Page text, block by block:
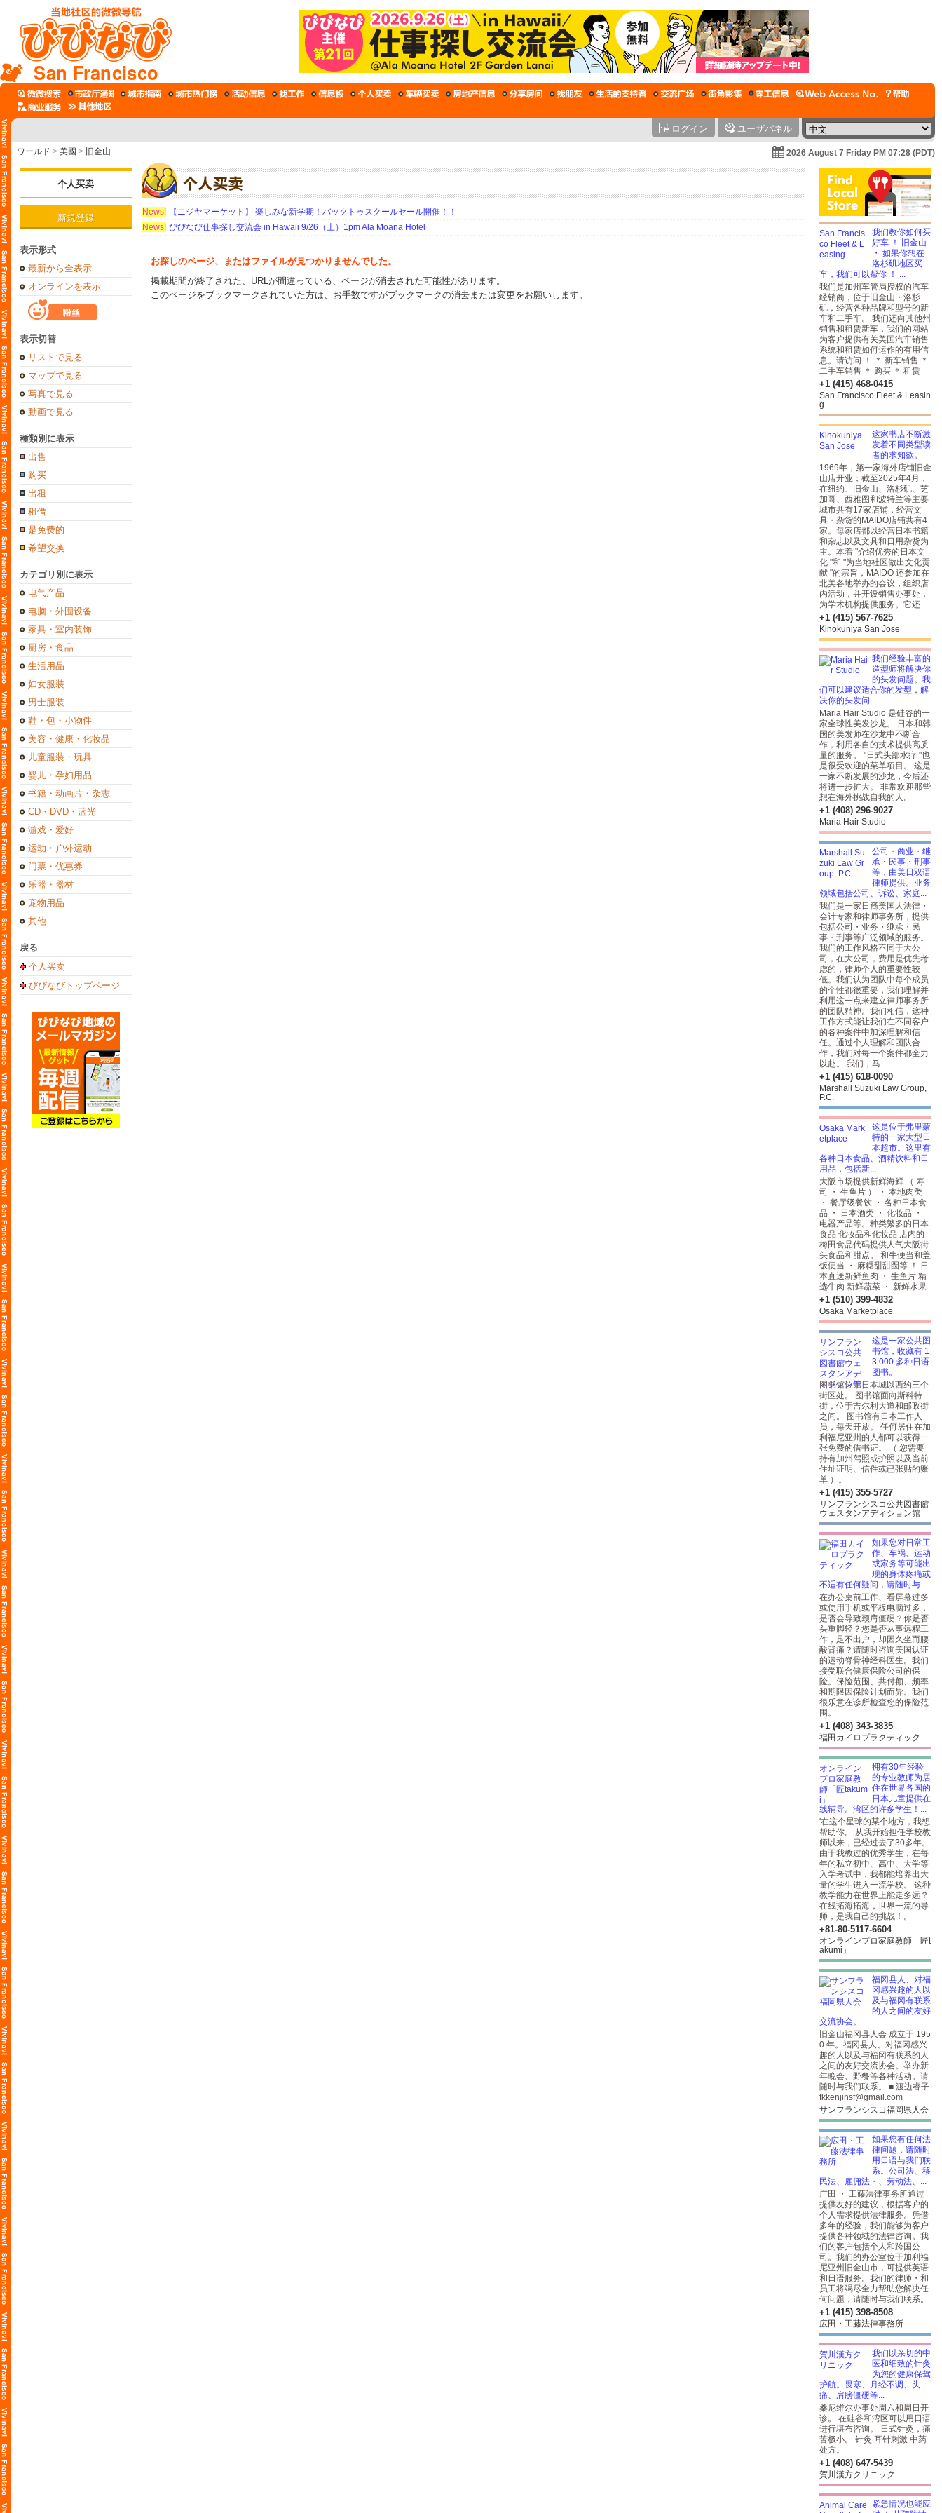
San Francisco
ログイン ユーザパネル
ワールド > 美國 > 旧金山 2026 August 7 Friday PM 07:28 (PDT)
个人买卖
新規登録
表示形式
最新から全表示
オンラインを表示
表示切替
リストで見る
マップで見る
写真で見る
動画で見る
種類別に表示
出售
购买
出租
租借
是免费的
希望交换
カテゴリ別に表示
电气产品
电脑・外围设备
家具・室内装饰
厨房・食品
生活用品
妇女服装
男士服装
鞋・包・小物件
美容・健康・化妆品
儿童服装・玩具
婴儿・孕妇用品
书籍・动画片・杂志
CD・DVD・蓝光
游戏・爱好
运动・户外运动
门票・优惠券
乐器・器材
宠物用品
其他
戻る
个人买卖
びびなびトップページ
News!
【ニジヤマーケット】 楽しみな新学期！バックトゥスクールセール開催！！
News! びびなび仕事探し交流会 in Hawaii 9/26（土）1pm Ala Moana Hotel
お探しのページ、またはファイルが見つかりませんでした。
掲載期間が終了された、URLが間違っている、ページが消去された可能性があります。
このページをブックマークされていた方は、お手数ですがブックマークの消去または変更をお願いします。
我们教你如何买
好车 ！ 旧金山
・ 如果你想在
洛杉矶地区买
车，我们可以帮你 ！ ...
我们是加州车管局授权的汽车
经销商，位于旧金山・洛杉
矶，经营各种品牌和型号的新
车和二手车。 我们还向其他州
销售和租赁新车，我们的网站
为客户提供有关美国汽车销售
系统和租赁如何运作的有用信
息。请访问 ！ ＊ 新车销售 ＊
二手车销售 ＊ 购买 ＊ 租赁
+1 (415) 468-0415
San Francisco Fleet & Leasin
g
这家书店不断激
发着不同类型读
者的求知欲。
1969年，第一家海外店铺旧金
山店开业；截至2025年4月，
在纽约、旧金山、洛杉矶、芝
加哥、西雅图和波特兰等主要
城市共有17家店铺，经营文
具・杂货的MAIDO店铺共有4
家。每家店都以经营日本书籍
和杂志以及文具和日用杂货为
主。本着 "介绍优秀的日本文
化 "和 "为当地社区做出文化贡
献 "的宗旨，MAIDO 还参加在
北美各地举办的会议，组织店
内活动，并开设销售办事处，
为学术机构提供服务。它还
+1 (415) 567-7625
Kinokuniya San Jose
我们经验丰富的
造型师将解决你
的头发问题。我
们可以建议适合你的发型，解
决你的头发问...
Maria Hair Studio 是硅谷的一
家全球性美发沙龙。 日本和韩
国的美发师在沙龙中不断合
作，利用各自的技术提供高质
量的服务。 "日式头部水疗 "也
是很受欢迎的菜单项目。 这是
一家不断发展的沙龙，今后还
将进一步扩大。 非常欢迎那些
想在海外挑战自我的人。
+1 (408) 296-9027
Maria Hair Studio
公司・商业・继
承・民事・刑事
等，由美日双语
律师提供。业务
领域包括公司、诉讼、家庭...
我们是一家日裔美国人法律・
会计专家和律师事务所，提供
包括公司・业务・继承・民
事・刑事等广泛领域的服务。
我们的工作风格不同于大公
司，在大公司，费用是优先考
虑的，律师个人的重要性较
低。我们认为团队中每个成员
的个性都很重要，我们理解并
利用这一点来建立律师事务所
的团队精神。我们相信，这种
工作方式能让我们在不同客户
的各种案件中加深理解和信
任。通过个人理解和团队合
作，我们对每一个案件都全力
以赴。 我们，马...
+1 (415) 618-0090
Marshall Suzuki Law Group,
P.C.
这是位于弗里蒙
特的一家大型日
本超市。这里有
各种日本食品、酒精饮料和日
用品，包括新...
大阪市场提供新鲜海鲜 （ 寿
司 ・ 生鱼片 ） ・ 本地肉类
・ 餐厅级餐饮 ・ 各种日本食
品 ・ 日本酒类 ・ 化妆品 ・
电器产品等。种类繁多的日本
食品 化妆品和化妆品 店内的
梅田食品代码提供人气大阪街
头食品和甜点。 和牛便当和盖
饭便当 ・ 麻糬甜甜圈等 ！ 日
本直送新鲜鱼肉 ・ 生鱼片 精
选牛肉 新鲜蔬菜 ・ 新鲜水果
+1 (510) 399-4832
Osaka Marketplace
这是一家公共图
书馆，收藏有 1
3 000 多种日语
图书。
图书馆位于日本城以西约三个
街区处。 图书馆面向斯科特
街，位于吉尔利大道和邮政街
之间。 图书馆有日本工作人
员，每天开放。 任何居住在加
利福尼亚州的人都可以获得一
张免费的借书证。 （ 您需要
持有加州驾照或护照以及当前
住址证明、信件或已张贴的账
单 ）。
+1 (415) 355-5727
サンフランシスコ公共図書館
ウェスタンアディション館
如果您对日常工
作、车祸、运动
或家务等可能出
现的身体疼痛或
不适有任何疑问，请随时与...
在办公桌前工作、看屏幕过多
或使用手机或平板电脑过多，
是否会导致颈肩僵硬？你是否
头重脚轻？您是否从事远程工
作，足不出户，却因久坐而腰
酸背痛？请随时咨询美国认证
的运动脊骨神经科医生。我们
接受联合健康保险公司的保
险。保险范围、共付额、频率
和期限因保险计划而异。我们
很乐意在诊所检查您的保险范
围。
+1 (408) 343-3835
福田カイロプラクティック
拥有30年经验
的专业教师为居
住在世界各国的
日本儿童提供在
线辅导。湾区的许多学生！...
'在这个星球的某个地方，我想
帮助你。 从我开始担任学校教
师以来，已经过去了30多年。
由于我教过的优秀学生，在每
年的私立初中、高中、大学等
入学考试中，我都能培养出大
量的学生进入一流学校。 这种
教学能力在世界上能走多远？
在线拓海拓海，世界一流的导
师，是我自己的挑战！。
+81-80-5117-6604
オンラインプロ家庭教師「匠t
akumi」
福冈县人、对福
冈感兴趣的人以
及与福冈有联系
的人之间的友好
交流协会。
旧金山福冈县人会 成立于 195
0 年。福冈县人、对福冈感兴
趣的人以及与福冈有联系的人
之间的友好交流协会。举办新
年晚会、野餐等各种活动。请
随时与我们联系。 ■ 渡边睿子
fkkenjinsf@gmail.com
サンフランシスコ福岡県人会
如果您有任何法
律问题，请随时
用日语与我们联
系。公司法、移
民法、雇佣法・、劳动法、...
广田 ・ 工藤法律事务所通过
提供友好的建议，根据客户的
个人需求提供法律服务。凭借
多年的经验，我们能够为客户
提供各种领域的法律咨询。我
们的客户包括个人和跨国公
司。我们的办公室位于加利福
尼亚州旧金山市，可提供英语
和日语服务。我们的律师・和
员工将竭尽全力帮助您解决任
何问题，请随时与我们联系。
+1 (415) 398-8508
広田・工藤法律事務所
我们以亲切的中
医和细致的针灸
为您的健康保驾
护航。畏寒、月经不调、头
痛、肩膀僵硬等...
桑尼维尔办事处周六和周日开
诊。 在硅谷和湾区可以用日语
进行堪布咨询。 日式针灸，痛
苦极小。 针灸 耳针刺激 中药
处方。
+1 (408) 647-5439
賀川漢方クリニック
紧急情况也能应